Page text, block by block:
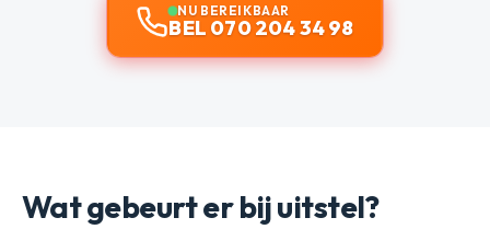
NU BEREIKBAAR
BEL 070 204 34 98
Wat gebeurt er bij uitstel?